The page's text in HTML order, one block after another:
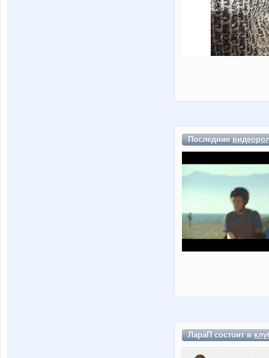
Последние
ЛараП состоит в